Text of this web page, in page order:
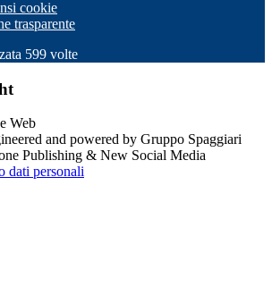
cookie
trasparente
599 volte
and powered by Gruppo Spaggiari
Publishing & New Social Media
dati personali